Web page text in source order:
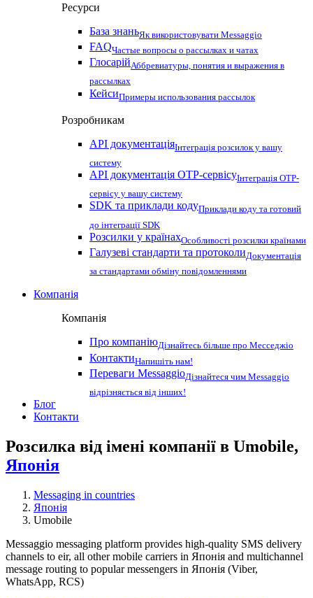
Ресурси
База знаньЯк використовувати Messaggio
FAQЧастые вопросы о рассылках и чатах
ГлосарійАббревиатуры, понятия и выражения в
рассылках
КейсиПримеры использования рассылок
Розробникам
API документаціяІнтеграція розсилок у вашу
систему
API документація OTP-сервісуІнтеграція OTP-
сервісу у вашу систему
SDK та приклади кодуПриклади коду та готовий
до інтеграції SDK
Розсилки у країнахОсобливості розсилки країнами
Галузеві стандарти та протоколиДокументація
за стандартами обміну повідомленнями
Компанія
Компанія
Про компаніюДізнайтесь більше про Месседжіо
КонтактиНапишіть нам!
Переваги MessaggioДізнайтеся чим Messaggio
відрізняється від інших!
Блог
Контакти
Розсилка від імені компанії в Umobile,
Японія
Messaging in countries
Японія
Umobile
Messaggio messaging platform provides high-quality SMS delivery
channels to eir, all other mobile carriers in Японія and multichannel
message routing to popular messengers in Японія (Viber,
WhatsApp, RCS)